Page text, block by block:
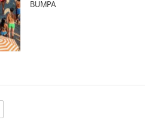
BUMPA